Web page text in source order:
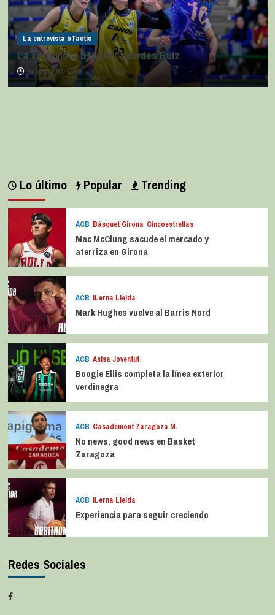
La entrevista bTactic
La entrevista bTactic: Lourdes Ruiz
julio 11, 2026 0
Lo último Popular Trending
ACB Bàsquet Girona Cincoestrellas
Mac McClung sacude el mercado y
aterriza en Girona
ACB iLerna Lleida
Mark Hughes vuelve al Barris Nord
ACB Asisa Joventut
Boogie Ellis completa la línea exterior
verdinegra
ACB Casademont Zaragoza M.
No news, good news en Basket
Zaragoza
ACB iLerna Lleida
Experiencia para seguir creciendo
Redes Sociales